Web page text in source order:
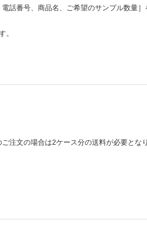
話番号、商品名、ご希望のサンプル数量
。
注文の場合は2ケース分の送料が必要とな